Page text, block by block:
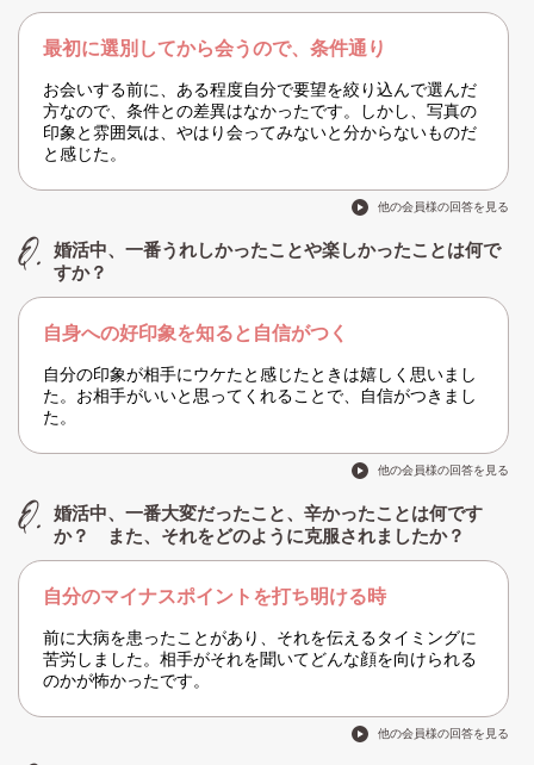
最初に選別してから会うので、条件通り
お会いする前に、ある程度自分で要望を絞り込んで選んだ
方なので、条件との差異はなかったです。しかし、写真の
印象と雰囲気は、やはり会ってみないと分からないものだ
と感じた。
他の会員様の回答を見る
婚活中、一番うれしかったことや楽しかったことは何で
すか？
自身への好印象を知ると自信がつく
自分の印象が相手にウケたと感じたときは嬉しく思いまし
た。お相手がいいと思ってくれることで、自信がつきまし
た。
他の会員様の回答を見る
婚活中、一番大変だったこと、辛かったことは何です
か？ また、それをどのように克服されましたか？
自分のマイナスポイントを打ち明ける時
前に大病を患ったことがあり、それを伝えるタイミングに
苦労しました。相手がそれを聞いてどんな顔を向けられる
のかが怖かったです。
他の会員様の回答を見る